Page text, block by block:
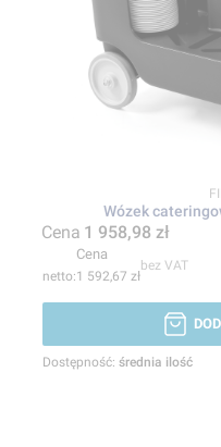
Wózek
Cena 1 958,98 zł
Cena
1 592,67 zł
bez VAT
Dostępność: średnia ilość